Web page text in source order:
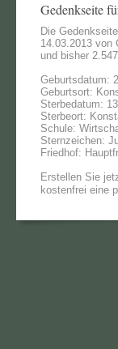
Gedenkseite
Die
14.03.2013 von
und bisher
Geburtsdatum:
Geburtsort:
Sterbedatum:
Sterbeort:
Schule:
Sternzeichen:
Friedhof:
Erstellen Sie
kostenfrei eine